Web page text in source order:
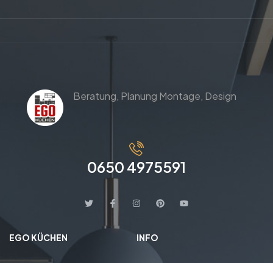
Beratung, Planung Montage, Design
0650 4975591
EGO KÜCHEN INFO